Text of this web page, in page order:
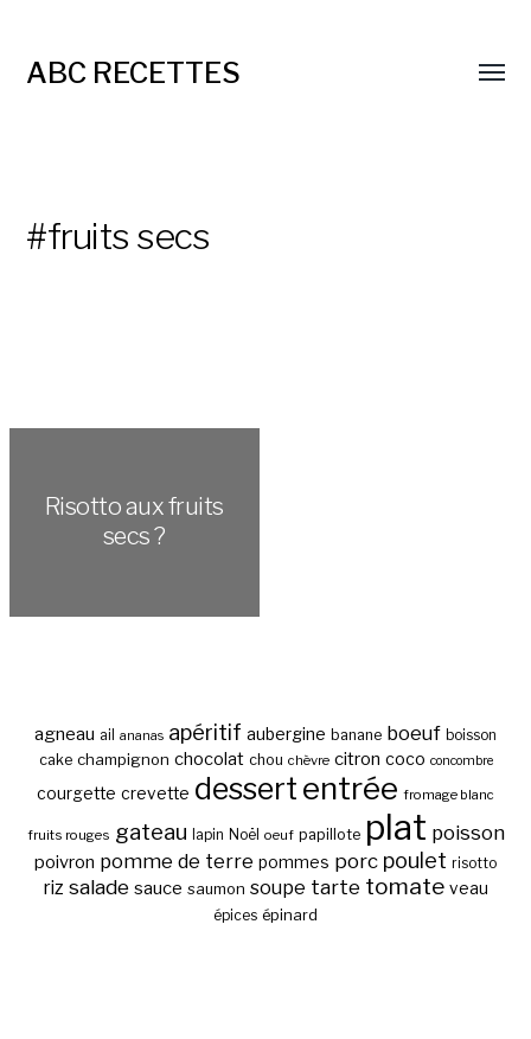
ABC RECETTES
#fruits secs
Risotto aux fruits
secs ?
agneau ail ananas apéritif aubergine banane boeuf boisson
cake champignon chocolat chou chèvre citron coco concombre
courgette crevette dessert entrée fromage blanc
fruits rouges gateau lapin Noël oeuf papillote plat poisson
poivron pomme de terre pommes porc poulet risotto
riz salade sauce saumon soupe tarte tomate veau
épices épinard